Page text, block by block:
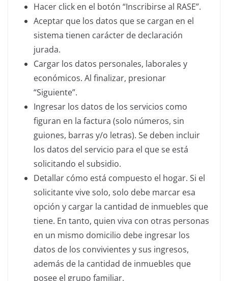
Hacer click en el botón “Inscribirse al RASE”.
Aceptar que los datos que se cargan en el
sistema tienen carácter de declaración
jurada.
Cargar los datos personales, laborales y
económicos. Al finalizar, presionar
“Siguiente”.
Ingresar los datos de los servicios como
figuran en la factura (solo números, sin
guiones, barras y/o letras). Se deben incluir
los datos del servicio para el que se está
solicitando el subsidio.
Detallar cómo está compuesto el hogar. Si el
solicitante vive solo, solo debe marcar esa
opción y cargar la cantidad de inmuebles que
tiene. En tanto, quien viva con otras personas
en un mismo domicilio debe ingresar los
datos de los convivientes y sus ingresos,
además de la cantidad de inmuebles que
posee el grupo familiar.